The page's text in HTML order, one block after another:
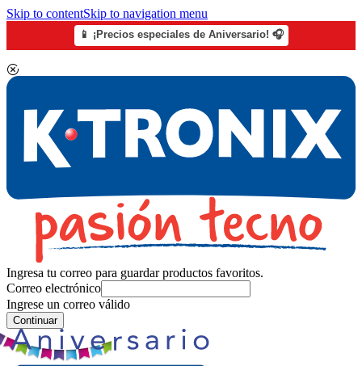
Skip to contentSkip to navigation menu
📱 ¡Precios especiales de Aniversario! 🎧
Ingresa tu correo para guardar productos favoritos.
Correo electrónico
Ingrese un correo válido
Continuar